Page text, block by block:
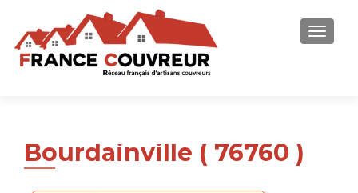
Bourdainville ( 76760 )